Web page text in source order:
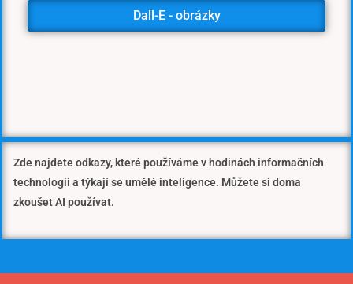
Dall-E - obrázky
Zde najdete odkazy, které používáme v hodinách informačních
technologii a týkají se umělé inteligence. Můžete si doma
zkoušet AI používat.